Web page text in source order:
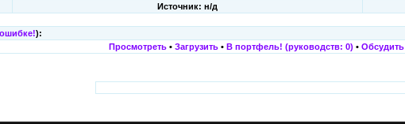
Источник: н/д
):
Просмотреть • Загрузить • В портфель! (руководств: 0) •